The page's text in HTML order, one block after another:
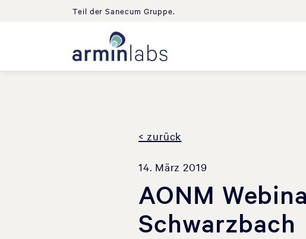
Teil der Sanecum Gruppe.
< zurück
14. März 2019
AONM
Schwarzbach